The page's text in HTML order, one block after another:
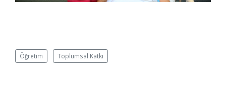
Öğretim Toplumsal Katkı